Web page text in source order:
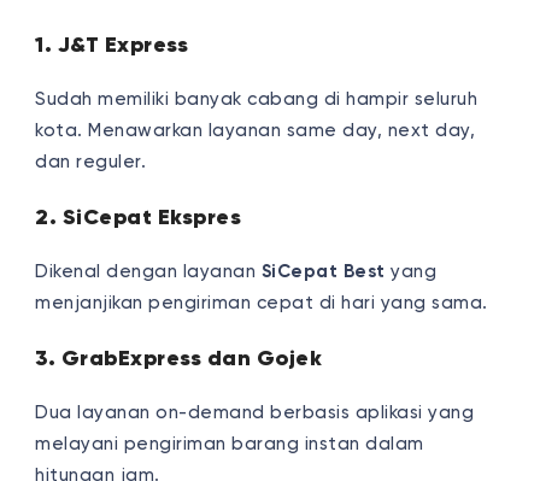
1. J&T Express
Sudah memiliki banyak cabang di hampir seluruh
kota. Menawarkan layanan same day, next day,
dan reguler.
2. SiCepat Ekspres
Dikenal dengan layanan SiCepat Best yang
menjanjikan pengiriman cepat di hari yang sama.
3. GrabExpress dan Gojek
Dua layanan on-demand berbasis aplikasi yang
melayani pengiriman barang instan dalam
hitungan jam.